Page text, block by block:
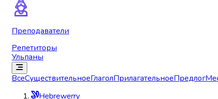
Преподаватели
Репетиторы
Ульпаны
ВсеСуществительноеГлаголПрилагательноеПредлог
Hebrewerry